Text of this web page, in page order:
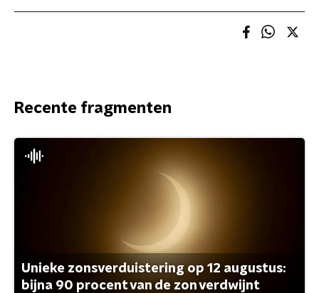
Recente fragmenten
Unieke zonsverduistering op 12 augustus:
bijna 90 procent van de zon verdwijnt